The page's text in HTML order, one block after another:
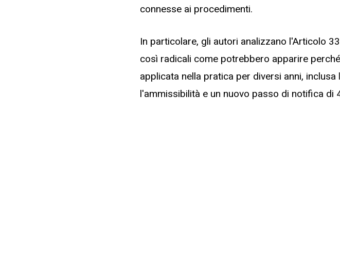
connesse ai procedimenti.
In particolare, gli autori analizzano l'Articolo
così radicali come potrebbero apparire
applicata nella pratica per diversi anni,
l'ammissibilità e un nuovo passo di notifica